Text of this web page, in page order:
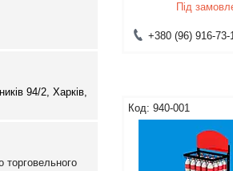
Під
+380 (96) 916-73-
940-001
94/2, Харків,
торговельного